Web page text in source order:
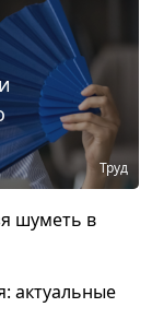
Труд
шуметь в
актуальные